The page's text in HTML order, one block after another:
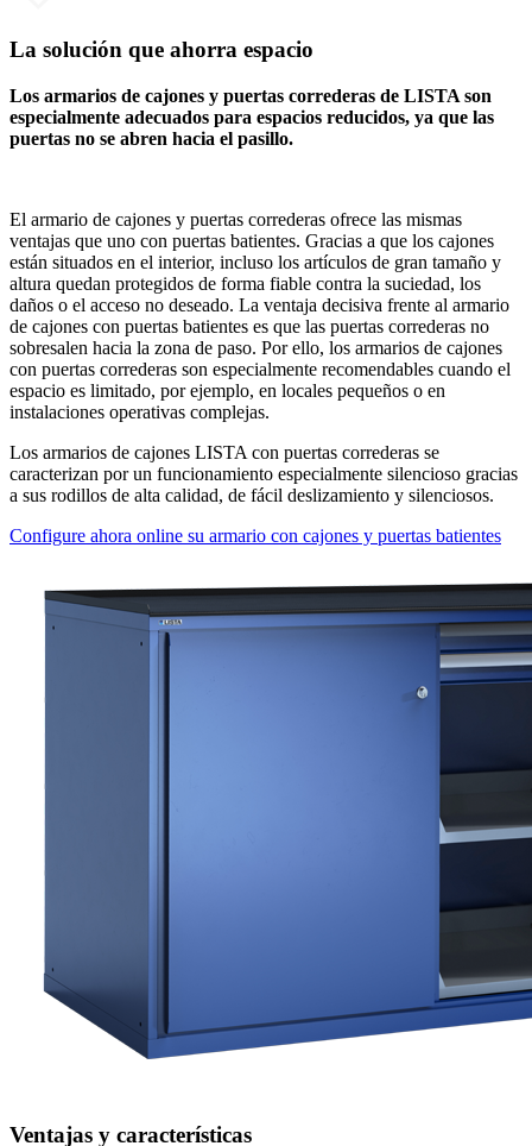
La solución que ahorra espacio
Los armarios de cajones y puertas correderas de LISTA son
especialmente adecuados para espacios reducidos, ya que las
puertas no se abren hacia el pasillo.
El armario de cajones y puertas correderas ofrece las mismas
ventajas que uno con puertas batientes. Gracias a que los cajones
están situados en el interior, incluso los artículos de gran tamaño y
altura quedan protegidos de forma fiable contra la suciedad, los
daños o el acceso no deseado. La ventaja decisiva frente al armario
de cajones con puertas batientes es que las puertas correderas no
sobresalen hacia la zona de paso. Por ello, los armarios de cajones
con puertas correderas son especialmente recomendables cuando el
espacio es limitado, por ejemplo, en locales pequeños o en
instalaciones operativas complejas.
Los armarios de cajones LISTA con puertas correderas se
caracterizan por un funcionamiento especialmente silencioso gracias
a sus rodillos de alta calidad, de fácil deslizamiento y silenciosos.
Configure ahora online su armario con cajones y puertas batientes
Ventajas y características